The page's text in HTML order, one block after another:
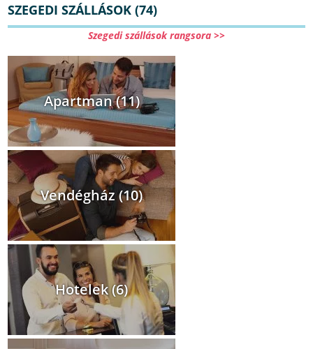
SZEGEDI SZÁLLÁSOK (74)
Szegedi szállások rangsora >>
Apartman (11)
Vendégház (10)
Hotelek (6)